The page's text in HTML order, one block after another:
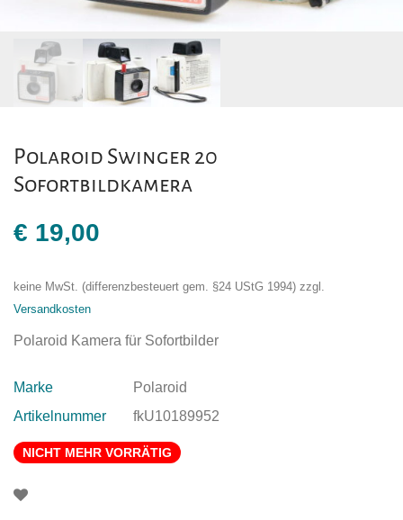
Polaroid Swinger 20
Sofortbildkamera
€ 19,00
keine MwSt. (differenzbesteuert gem. §24 UStG 1994) zzgl.
Versandkosten
Polaroid Kamera für Sofortbilder
Marke
Polaroid
Artikelnummer
fkU10189952
NICHT MEHR VORRÄTIG